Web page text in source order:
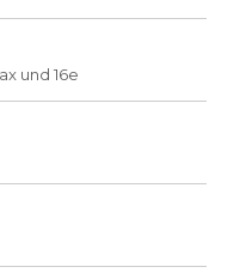
und 16e